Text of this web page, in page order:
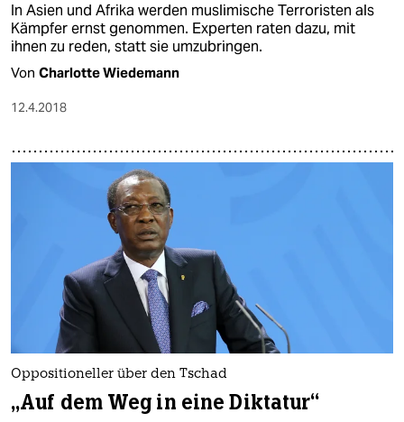
In Asien und Afrika werden muslimische Terroristen als
Kämpfer ernst genommen. Experten raten dazu, mit
ihnen zu reden, statt sie umzubringen.
Von Charlotte Wiedemann
12.4.2018
Oppositioneller über den Tschad
„Auf dem Weg in eine Diktatur“